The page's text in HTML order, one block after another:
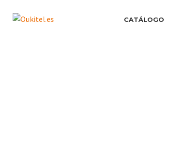
CATÁLOGO